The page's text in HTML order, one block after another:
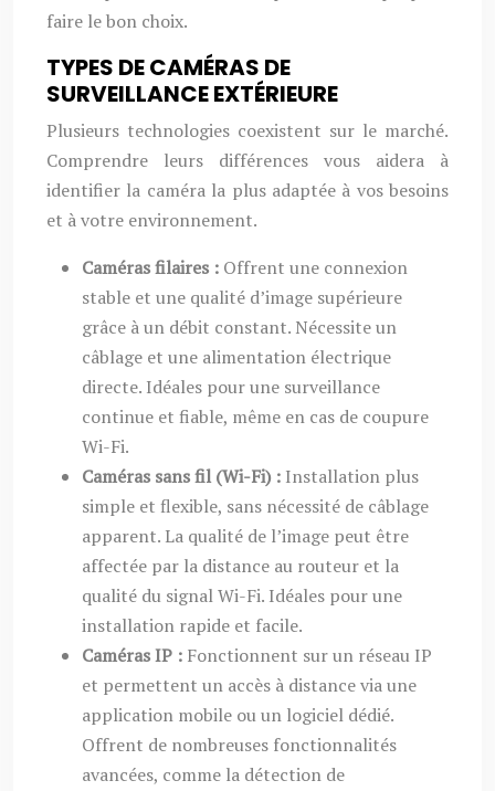
faire le bon choix.
TYPES DE CAMÉRAS DE
SURVEILLANCE EXTÉRIEURE
Plusieurs technologies coexistent sur le marché.
Comprendre leurs différences vous aidera à
identifier la caméra la plus adaptée à vos besoins
et à votre environnement.
Caméras filaires : Offrent une connexion
stable et une qualité d’image supérieure
grâce à un débit constant. Nécessite un
câblage et une alimentation électrique
directe. Idéales pour une surveillance
continue et fiable, même en cas de coupure
Wi-Fi.
Caméras sans fil (Wi-Fi) : Installation plus
simple et flexible, sans nécessité de câblage
apparent. La qualité de l’image peut être
affectée par la distance au routeur et la
qualité du signal Wi-Fi. Idéales pour une
installation rapide et facile.
Caméras IP : Fonctionnent sur un réseau IP
et permettent un accès à distance via une
application mobile ou un logiciel dédié.
Offrent de nombreuses fonctionnalités
avancées, comme la détection de